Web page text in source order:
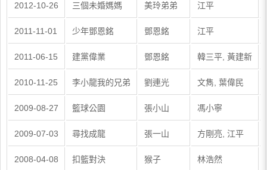
2012-10-26 三個未婚媽媽 美玲弟弟 江平
2011-11-01 少年鄧恩銘 鄧恩銘 江平
2011-06-15 建黨偉業 鄧恩銘 韓三平, 黃建新
2010-11-25 李小龍我的兄弟 劉連光 文雋, 葉偉民
2009-08-27 籃球公園 張小山 馮小寧
2009-07-03 尋找成龍 張一山 方剛亮, 江平
2008-04-08 扣籃對決 猴子 林浩然